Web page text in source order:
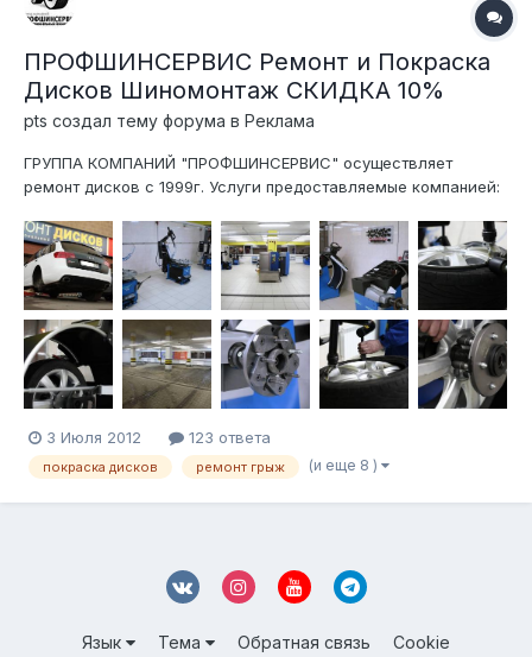
ПРОФШИНСЕРВИС Ремонт и Покраска
Дисков Шиномонтаж СКИДКА 10%
pts создал тему форума в Реклама
ГРУППА КОМПАНИЙ "ПРОФШИНСЕРВИС" осуществляет
ремонт дисков с 1999г. Услуги предоставляемые компанией:
HOFMANN любой сложности в т.ч. низкопрофильной резины,
RUNFLAT и PAX (бронированной). -Ремонт и ПОРОШКОВАЯ
покраска лит...
3 Июля 2012 123 ответа
покраска дисков ремонт грыж (и еще 8 )
Язык Тема Обратная связь Cookie